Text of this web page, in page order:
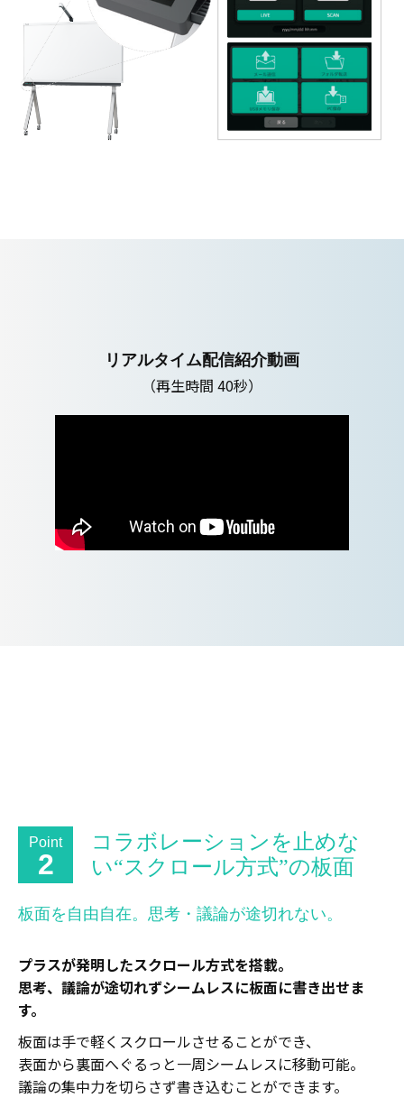
リアルタイム配信紹介動画
（再生時間 40秒）
Point
2
コラボレーションを止めな
い“スクロール方式”の板面
板面を自由自在。思考・議論が途切れない。
プラスが発明したスクロール方式を搭載。
思考、議論が途切れずシームレスに板面に書き出せま
す。
板面は手で軽くスクロールさせることができ、
表面から裏面へぐるっと一周シームレスに移動可能。
議論の集中力を切らさず書き込むことができます。